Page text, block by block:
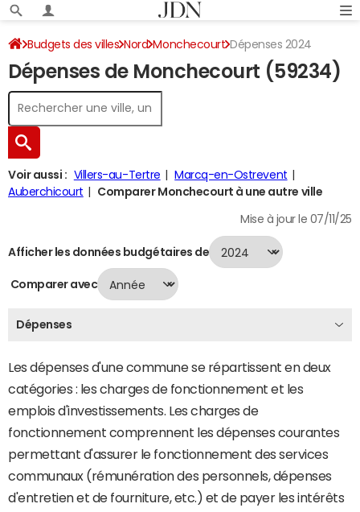
Budgets des villes Nord Monchecourt Dépenses 2024
Dépenses de Monchecourt (59234)
Voir aussi : Villers-au-Tertre
Marcq-en-Ostrevent
Auberchicourt
Comparer Monchecourt à une autre ville
Mise à jour le 07/11/25
Afficher les données budgétaires de
Comparer avec
Dépenses
Les dépenses d'une commune se répartissent en deux
catégories : les charges de fonctionnement et les
emplois d'investissements. Les charges de
fonctionnement comprennent les dépenses courantes
permettant d'assurer le fonctionnement des services
communaux (rémunération des personnels, dépenses
d'entretien et de fourniture, etc.) et de payer les intérêts